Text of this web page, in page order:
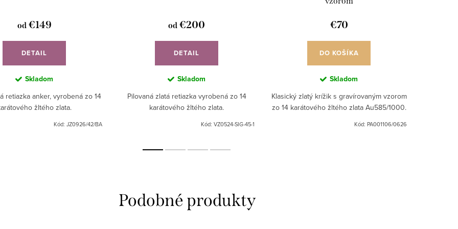
od €149
DETAIL
Skladom
retiazka anker, vyrobená zo 14
žltého zlata.
Kód: JZ0926/42/BA
od €200
DETAIL
Skladom
Pilovaná zlatá retiazka vyrobená zo 14
karátového žltého zlata.
Kód: VZ0524-SIG-45-1
€70
DO KOŠÍKA
Skladom
Klasický zlatý krížik s gravírovaným vzorom
zo 14 karátového žltého zlata Au585/1000.
Kód: PA001106/0626